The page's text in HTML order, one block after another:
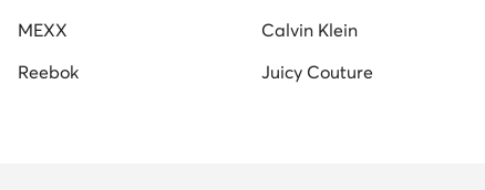
MEXX
Calvin Klein
Reebok
Juicy Couture